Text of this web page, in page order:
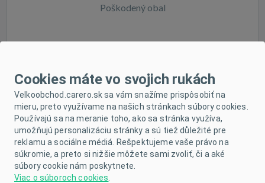
Poškodený obal
Cookies máte vo svojich rukách
Velkoobchod.carero.sk sa vám snažíme prispôsobiť na
mieru, preto využívame na našich stránkach súbory cookies.
Používajú sa na meranie toho, ako sa stránka využíva,
umožňujú personalizáciu stránky a sú tiež důležité pre
reklamu a sociálne médiá. Rešpektujeme vaše právo na
súkromie, a preto si nižšie môžete sami zvoliť, či a aké
súbory cookie nám poskytnete.
Viac o súboroch cookies